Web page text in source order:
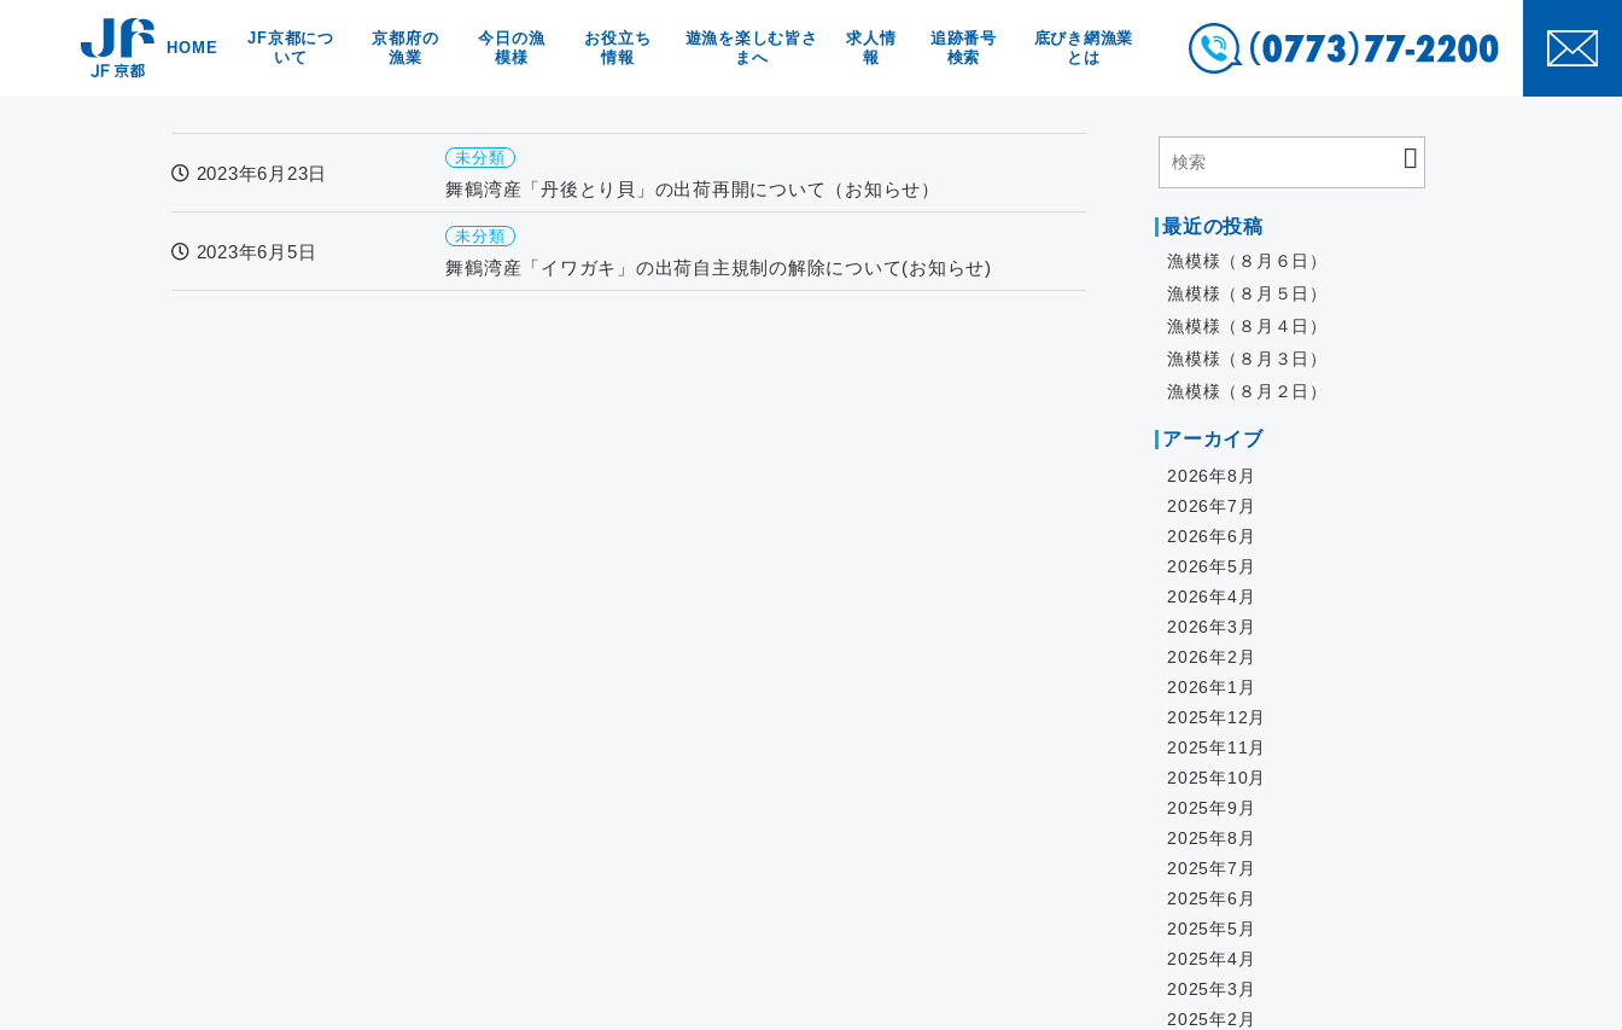
HOME
JF京都につ
いて
海洋環境保全
リンク
京都府の
漁業
京・丹後の漁業漁村
京の特産品
なぜなの？
京都の海の幸
今日の漁
模様
お役立ち
情報
食べる！買う！体験する！
イベント情報
遊漁を楽しむ皆さ
まへ
漁具被害防止についてのお願い
求人情
報
京都府漁協の職員募集
追跡番号
検索
底びき網漁業
とは
2023年6月23日
未分類
舞鶴湾産「丹後とり貝」の出荷再開について（お知らせ）
2023年6月5日
未分類
舞鶴湾産「イワガキ」の出荷自主規制の解除について(お知らせ)
最近の投稿
漁模様（８月６日）
漁模様（８月５日）
漁模様（８月４日）
漁模様（８月３日）
漁模様（８月２日）
アーカイブ
2026年8月
2026年7月
2026年6月
2026年5月
2026年4月
2026年3月
2026年2月
2026年1月
2025年12月
2025年11月
2025年10月
2025年9月
2025年8月
2025年7月
2025年6月
2025年5月
2025年4月
2025年3月
2025年2月